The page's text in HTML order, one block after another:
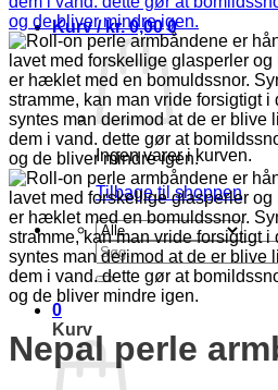
Kurv /kr.0,00 0
Ingen varer i kurven.
Tilbage til shoppen
Søg
efter:
0
Kurv
Nepal perle